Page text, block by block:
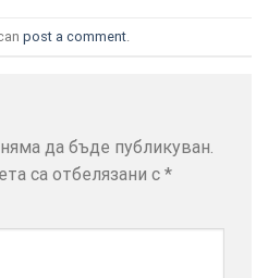
post a comment
да бъде публикуван.
са отбелязани с *